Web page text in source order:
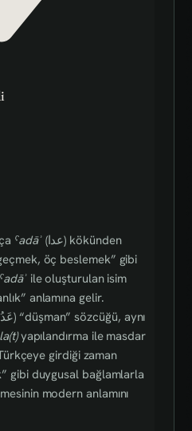
ˁadāʾ(عدا) kökünden
öç beslemek” gibi
ˁadāʾile oluşturulan isim
yapılandırma ile masdar
girdiği zaman
gibi duygusal bağlamlarla
modern anlamını